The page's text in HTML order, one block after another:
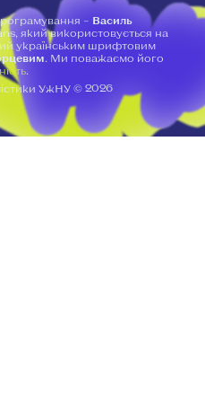
– Василь
який використовується на
українським шрифтовим
. Ми поважаємо його
УжНУ © 2026